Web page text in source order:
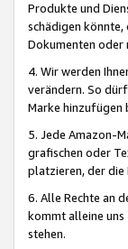
Produkte und
schädigen könnte,
Dokumenten oder
4. Wir werden
verändern. So
Marke hinzufügen
5. Jede Amazon-
grafischen oder
platzieren, der die
6. Alle Rechte an
kommt alleine uns
stehen.